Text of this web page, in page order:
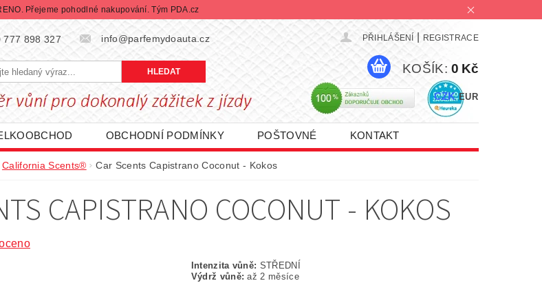
Přejeme pohodlné nakupování. Tým PDA.cz
777 898 327 info@parfemydoauta.cz PŘIHLÁŠENÍ REGISTRACE
CZK EUR
KOŠÍK: 0 Kč
OBCHODNÍ PODMÍNKY POŠTOVNÉ KONTAKT
ÚDAJŮ REKLAMACE ZBOŽÍ PROMO AKCE 1+1 | 2+1 | 3+1
California Scents® Car Scents Capistrano Coconut - Kokos
CAPISTRANO COCONUT - KOKOS
Intenzita vůně: STŘEDNÍ
Výdrž vůně: až 2 měsíce